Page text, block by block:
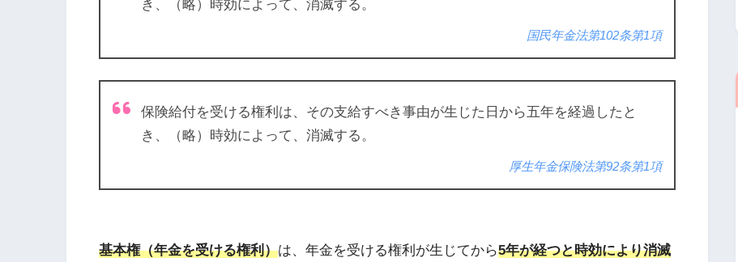
き、（略）時効によって、消滅する。
国民年金法第102条第1項
保険給付を受ける権利は、その支給すべき事由が生じた日から五年を経過したと
き、（略）時効によって、消滅する。
厚生年金保険法第92条第1項
基本権（年金を受ける権利）は、年金を受ける権利が生じてから5年が経つと時効により消滅